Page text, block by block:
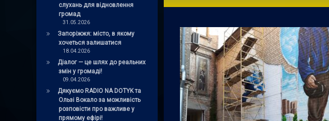
слухань для відновлення
громад
31.05.2026
Запоріжжя: місто, в якому
хочеться залишатися
18.04.2026
Діалог — це шлях до реальних
змін у громаді!
09.04.2026
Дякуємо RADIO NA DOTYK та
Ользі Вокало за можливість
розповісти про важливе у
прямому ефірі!